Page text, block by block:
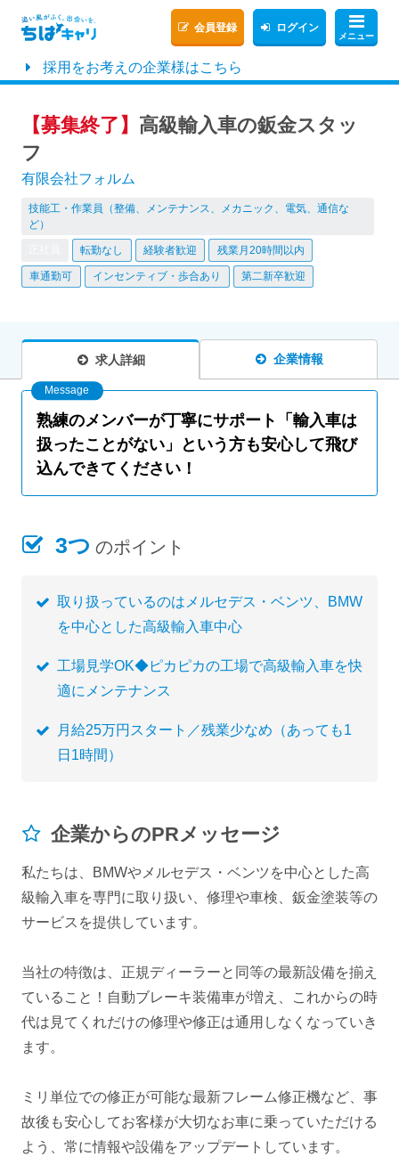
メニュー
会員登録 ログイン
採用をお考えの企業様はこちら
【募集終了】 高級輸入車の鈑金スタッ
フ
有限会社フォルム
技能工・作業員（整備、メンテナンス、メカニック、電気、通信な
ど）
転勤なし 経験者歓迎 残業月20時間以内
車通勤可 インセンティブ・歩合あり 第二新卒歓迎
求人詳細 企業情報
熟練のメンバーが丁寧にサポート「輸入車は
扱ったことがない」という方も安心して飛び
込んできてください！
3つ のポイント
取り扱っているのはメルセデス・ベンツ、BMW
を中心とした高級輸入車中心
工場見学OK◆ピカピカの工場で高級輸入車を快
適にメンテナンス
月給25万円スタート／残業少なめ（あっても1
日1時間）
企業からのPRメッセージ
私たちは、BMWやメルセデス・ベンツを中心とした高
級輸入車を専門に取り扱い、修理や車検、鈑金塗装等の
サービスを提供しています。
当社の特徴は、正規ディーラーと同等の最新設備を揃え
ていること！自動ブレーキ装備車が増え、これからの時
代は見てくれだけの修理や修正は通用しなくなっていき
ます。
ミリ単位での修正が可能な最新フレーム修正機など、事
故後も安心してお客様が大切なお車に乗っていただける
よう、常に情報や設備をアップデートしています。